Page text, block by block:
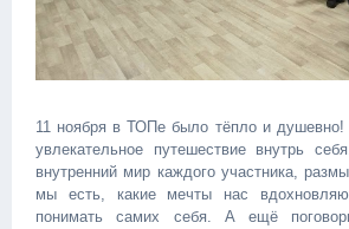
11 ноября в ТОПе было тёпло и душевно!
увлекательное путешествие внутрь
внутренний мир каждого участника,
мы есть, какие мечты нас
понимать самих себя. А ещё